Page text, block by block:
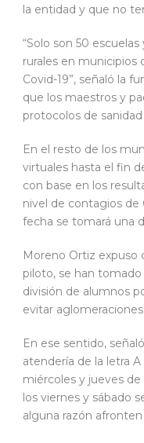
la entidad y que no
“Solo son 50
rurales en
Covid-19”, señaló la
que los maestros y
protocolos de
En el resto de los
virtuales hasta el fin
con base en los
nivel de contagios de
fecha se tomará una
Moreno Ortiz expuso
piloto, se han
división de alumnos
evitar
En ese sentido,
atendería de la letra
miércoles y jueves
los viernes y sábado
alguna razón